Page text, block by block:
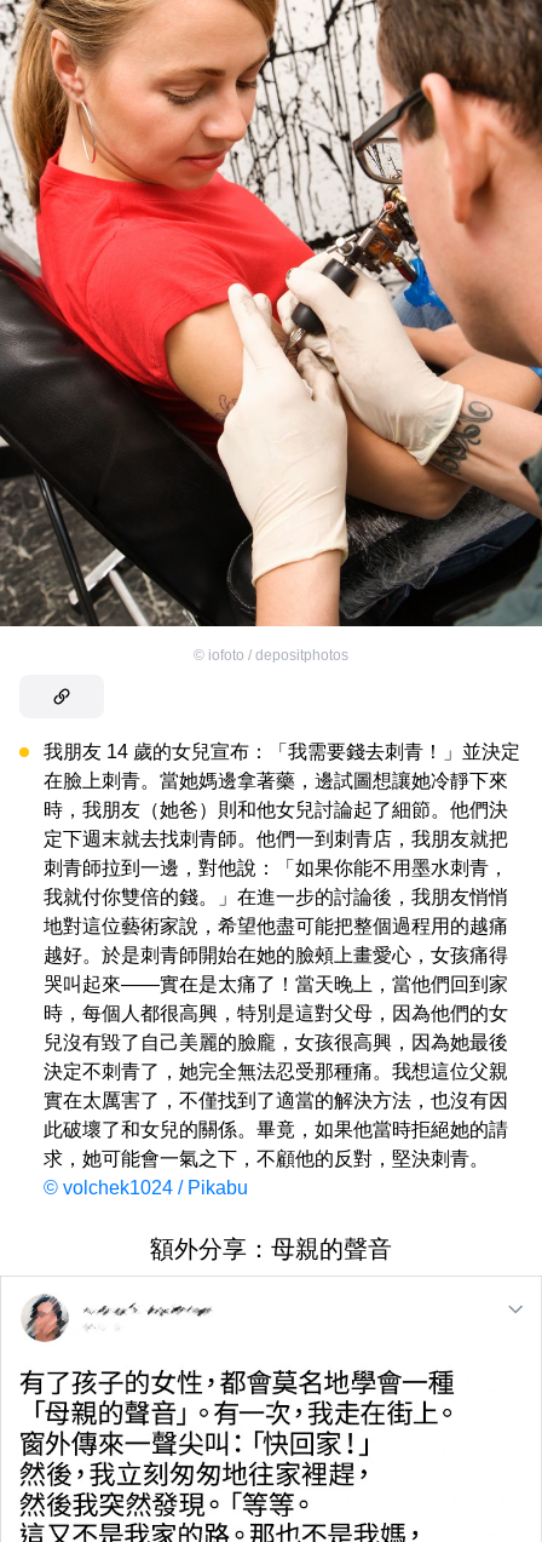
© iofoto / depositphotos
我朋友 14 歲的女兒宣布：「我需要錢去刺青！」並決定
在臉上刺青。當她媽邊拿著藥，邊試圖想讓她冷靜下來
時，我朋友（她爸）則和他女兒討論起了細節。他們決
定下週末就去找刺青師。他們一到刺青店，我朋友就把
刺青師拉到一邊，對他說：「如果你能不用墨水刺青，
我就付你雙倍的錢。」在進一步的討論後，我朋友悄悄
地對這位藝術家說，希望他盡可能把整個過程用的越痛
越好。於是刺青師開始在她的臉頰上畫愛心，女孩痛得
哭叫起來——實在是太痛了！當天晚上，當他們回到家
時，每個人都很高興，特別是這對父母，因為他們的女
兒沒有毀了自己美麗的臉龐，女孩很高興，因為她最後
決定不刺青了，她完全無法忍受那種痛。我想這位父親
實在太厲害了，不僅找到了適當的解決方法，也沒有因
此破壞了和女兒的關係。畢竟，如果他當時拒絕她的請
求，她可能會一氣之下，不顧他的反對，堅決刺青。
© volchek1024 / Pikabu
額外分享：母親的聲音